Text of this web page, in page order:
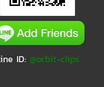
ID: @orbit-clips